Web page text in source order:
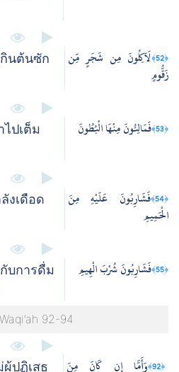
นต้นซัก
﴿52﴾
لَآكِلُونَ مِن شَجَرٍ مِّن
زَقُّومٍ
ไปเต็ม
﴿53﴾ فَمَالِئُونَ مِنْهَا الْبُطُونَ
งเดือด
﴿54﴾
فَشَارِبُونَ عَلَيْهِ مِنَ
الْحَمِيمِ
บการดื่ม
﴿55﴾ فَشَارِبُونَ شُرْبَ الْهِيمِ
92-94
ปฏิเสธ
﴿92﴾
وَأَمَّا إِن كَانَ مِنَ